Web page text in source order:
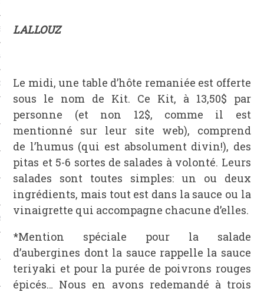
& FRUITS DE MER
LALLOUZ
Le midi, une table d’hôte remaniée est offerte
sous le nom de Kit. Ce Kit, à 13,50$ par
personne (et non 12$, comme il est
mentionné sur leur site web), comprend
de l’humus (qui est absolument divin!), des
pitas et 5-6 sortes de salades à volonté. Leurs
salades sont toutes simples: un ou deux
ingrédients, mais tout est dans la sauce ou la
vinaigrette qui accompagne chacune d’elles.
*Mention spéciale pour la salade
d’aubergines dont la sauce rappelle la sauce
teriyaki et pour la purée de poivrons rouges
épicés… Nous en avons redemandé à trois